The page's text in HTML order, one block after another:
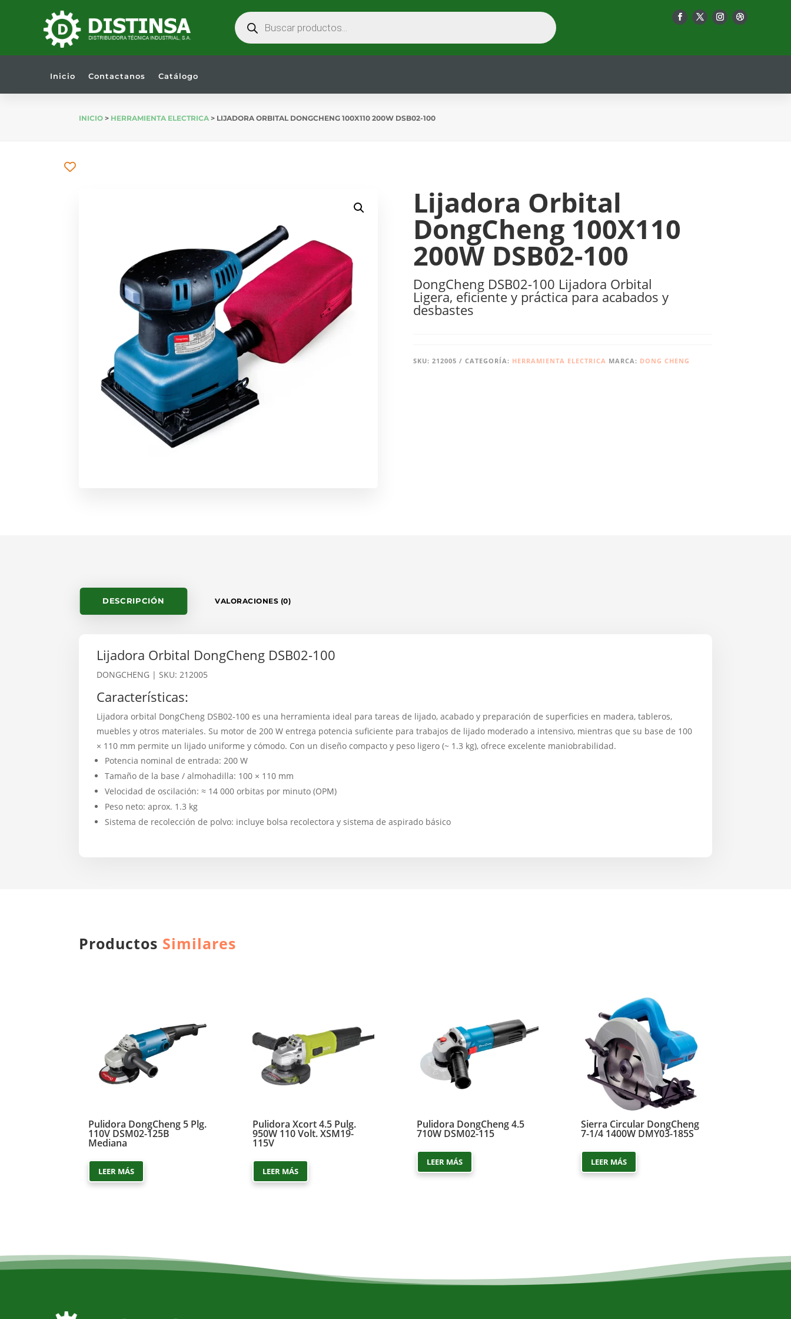
BÚSQUEDA
DE
PRODUCTOS
Inicio Contactanos Catálogo
INICIO > HERRAMIENTA ELECTRICA > LIJADORA ORBITAL DONGCHENG 100X110 200W DSB02-100
Lijadora Orbital
DongCheng 100X110
200W DSB02-100
DongCheng DSB02-100 Lijadora Orbital
Ligera, eficiente y práctica para acabados y
desbastes
SKU: 212005 CATEGORÍA: HERRAMIENTA ELECTRICA MARCA: DONG CHENG
DESCRIPCIÓN VALORACIONES (0)
Lijadora Orbital DongCheng DSB02-100
DONGCHENG | SKU: 212005
Características:
Lijadora orbital DongCheng DSB02-100 es una herramienta ideal para tareas de lijado, acabado y preparación de superficies en madera, tableros,
muebles y otros materiales. Su motor de 200 W entrega potencia suficiente para trabajos de lijado moderado a intensivo, mientras que su base de 100
× 110 mm permite un lijado uniforme y cómodo. Con un diseño compacto y peso ligero (~ 1.3 kg), ofrece excelente maniobrabilidad.
Potencia nominal de entrada: 200 W
Tamaño de la base / almohadilla: 100 × 110 mm
Velocidad de oscilación: ≈ 14 000 orbitas por minuto (OPM)
Peso neto: aprox. 1.3 kg
Sistema de recolección de polvo: incluye bolsa recolectora y sistema de aspirado básico
Productos Similares
Pulidora DongCheng 5 Plg.
110V DSM02-125B
Mediana
LEER MÁS
Pulidora Xcort 4.5 Pulg.
950W 110 Volt. XSM19-
115V
LEER MÁS
Pulidora DongCheng 4.5
710W DSM02-115
LEER MÁS
Sierra Circular DongCheng
7-1/4 1400W DMY03-185S
LEER MÁS